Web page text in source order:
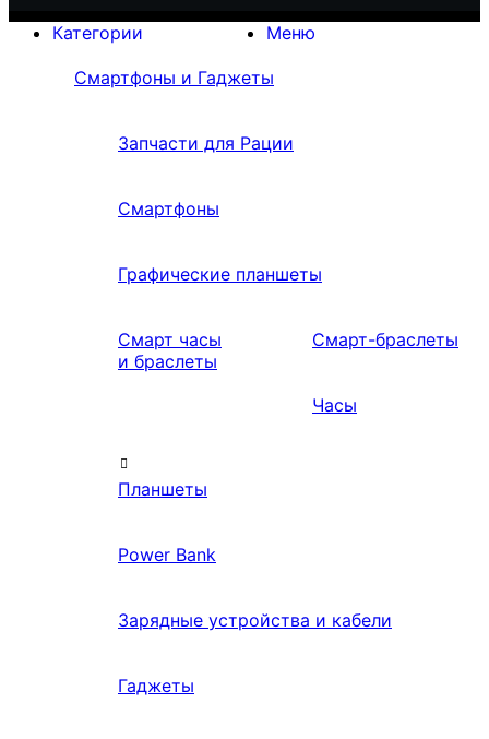
Меню
Категории
Смартфоны и Гаджеты
Запчасти для Рации
Смартфоны
Графические планшеты
Смарт часы
и браслеты
Смарт-браслеты
Часы
Планшеты
Power Bank
Зарядные устройства и кабели
Гаджеты